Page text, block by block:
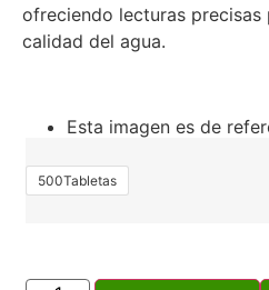
ofreciendo lecturas
calidad del agua.
Esta imagen es de
500Tabletas